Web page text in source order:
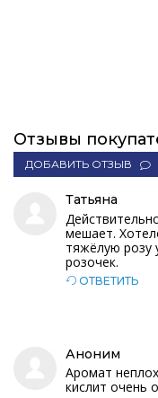
Отзывы
ДОБАВИТЬ ОТЗЫВ
Татьяна
мешает.
тяжёлую розу
розочек.
ОТВЕТИТЬ
Аноним
Аромат
кислит очень